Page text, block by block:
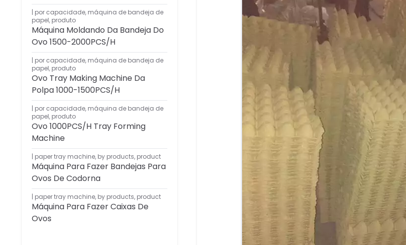
por capacidade, máquina de bandeja de
papel, produto
Máquina Moldando Da Bandeja Do
Ovo 1500-2000PCS/H
por capacidade, máquina de bandeja de
papel, produto
Ovo Tray Making Machine Da
Polpa 1000-1500PCS/H
por capacidade, máquina de bandeja de
papel, produto
Ovo 1000PCS/H Tray Forming
Machine
paper tray machine, by products, product
Máquina Para Fazer Bandejas Para
Ovos De Codorna
paper tray machine, by products, product
Máquina Para Fazer Caixas De
Ovos